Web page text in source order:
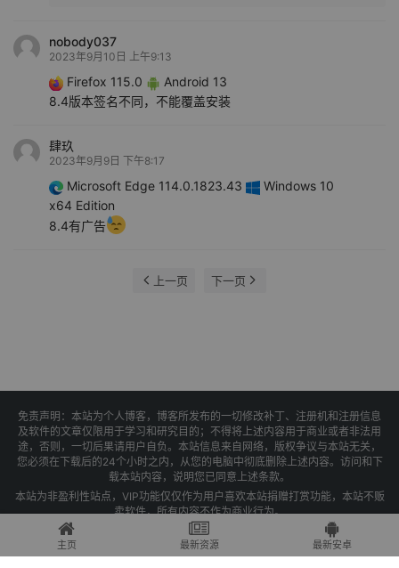
nobody037
2023年9月10日 上午9:13
Firefox 115.0
Android 13
8.4版本签名不同，不能覆盖安装
肆玖
2023年9月9日 下午8:17
Microsoft Edge 114.0.1823.43
Windows 10
x64 Edition
8.4有广告
上一页 下一页
免责声明：本站为个人博客，博客所发布的一切修改补丁、注册机和注册信息
及软件的文章仅限用于学习和研究目的；不得将上述内容用于商业或者非法用
途，否则，一切后果请用户自负。本站信息来自网络，版权争议与本站无关，
您必须在下载后的24个小时之内，从您的电脑中彻底删除上述内容。访问和下
载本站内容，说明您已同意上述条款。
本站为非盈利性站点，VIP功能仅仅作为用户喜欢本站捐赠打赏功能，本站不贩
卖软件，所有内容不作为商业行为。
Copyright © 2025 果核剥壳 - 琼ICP备2021004479号-1
主页 最新资源 最新安卓